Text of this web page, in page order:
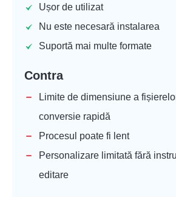
Ușor de utilizat
Nu este necesară instalarea
Suportă mai multe formate
Contra
Limite de dimensiune a
conversie rapidă
Procesul poate fi lent
Personalizare limitată fără
editare